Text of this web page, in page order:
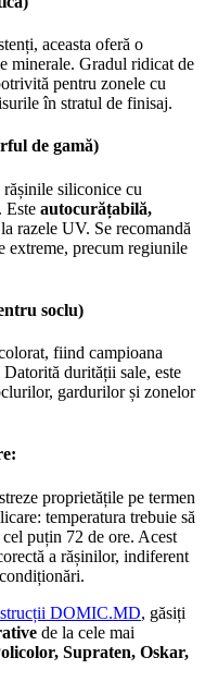
aceasta oferă o
minerale. Gradul ridicat de
pentru zonele cu
în stratul de finisaj.
de gamă)
siliconice cu
Este autocurățabilă,
razele UV. Se recomandă
extreme, precum regiunile
soclu)
fiind campioana
Datorită durității sale, este
gardurilor și zonelor
proprietățile pe termen
temperatura trebuie să
puțin 72 de ore. Acest
a rășinilor, indiferent
DOMIC.MD, găsiți
de la cele mai
Supraten, Oskar,